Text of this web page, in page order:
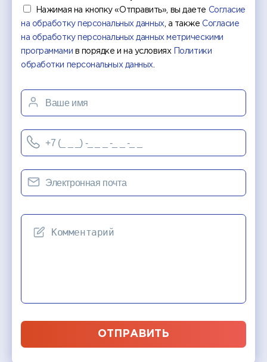
Нажимая на кнопку «Отправить», вы даете Согласие
на обработку персональных данных , а такжеСогласие
на обработку персональных данных метрическими
программами в порядке и на условиях
Политики
обработки персональных данных
ОТПРАВИТЬ